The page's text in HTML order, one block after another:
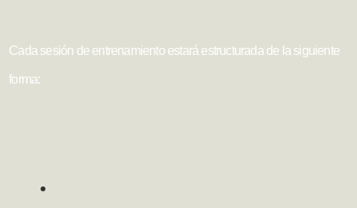
Cada sesión de entrenamiento estará estructurada de la siguiente
forma: